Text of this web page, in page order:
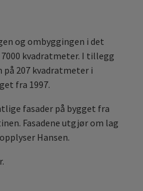
og ombyggingen i det
kvadratmeter. I tillegg
på 207 kvadratmeter i
fra 1997.
fasader på bygget fra
Fasadene utgjør om lag
Hansen.